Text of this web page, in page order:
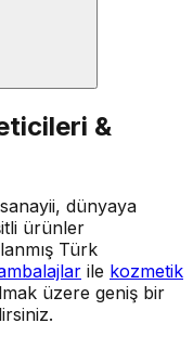
&
dünyaya
ürünler
Türk
ile kozmetik
üzere geniş bir